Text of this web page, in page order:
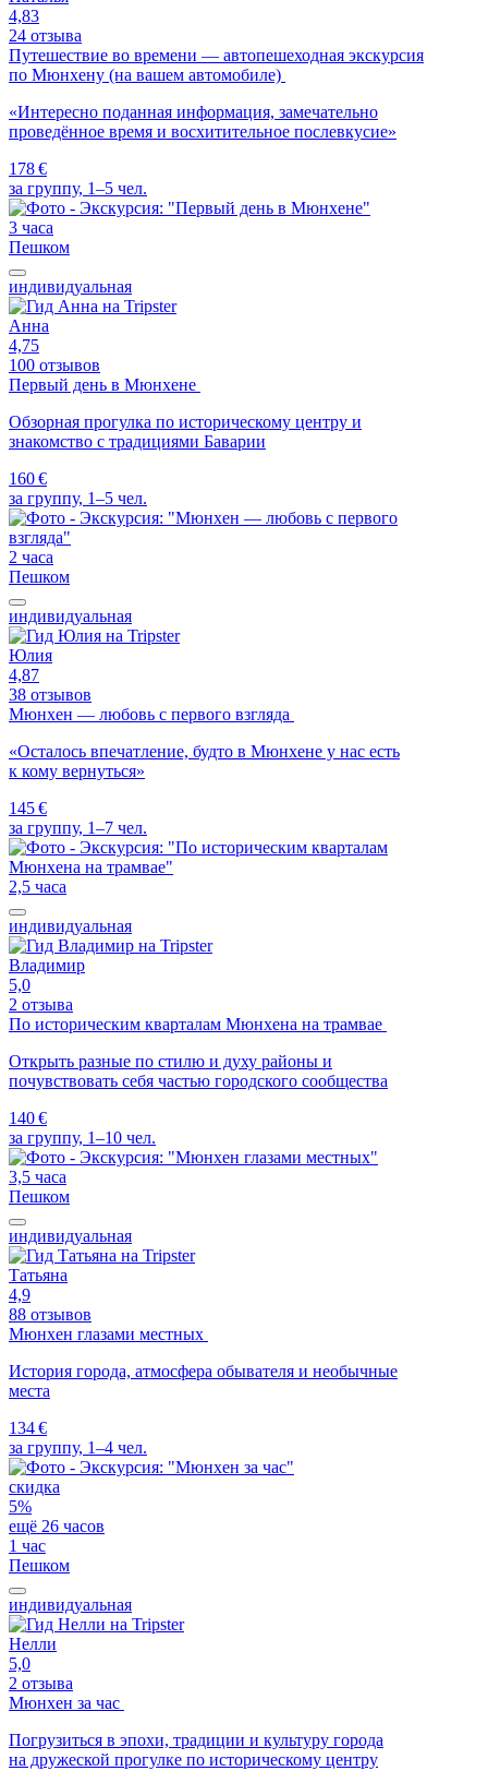
4,83
24 отзыва
Путешествие во времени — автопешеходная экскурсия
по Мюнхену (на вашем автомобиле)
«Интересно поданная информация, замечательно
проведённое время и восхитительное послевкусие»
178 €
за группу, 1–5 чел.
3 часа
Пешком
индивидуальная
Анна
4,75
100 отзывов
Первый день в Мюнхене
Обзорная прогулка по историческому центру и
знакомство с традициями Баварии
160 €
за группу, 1–5 чел.
2 часа
Пешком
индивидуальная
Юлия
4,87
38 отзывов
Мюнхен — любовь с первого взгляда
«Осталось впечатление, будто в Мюнхене у нас есть
к кому вернуться»
145 €
за группу, 1–7 чел.
2,5 часа
индивидуальная
Владимир
5,0
2 отзыва
По историческим кварталам Мюнхена на трамвае
Открыть разные по стилю и духу районы и
почувствовать себя частью городского сообщества
140 €
за группу, 1–10 чел.
3,5 часа
Пешком
индивидуальная
Татьяна
4,9
88 отзывов
Мюнхен глазами местных
История города, атмосфера обывателя и необычные
места
134 €
за группу, 1–4 чел.
скидка
5%
ещё 26 часов
1 час
Пешком
индивидуальная
Нелли
5,0
2 отзыва
Мюнхен за час
Погрузиться в эпохи, традиции и культуру города
на дружеской прогулке по историческому центру